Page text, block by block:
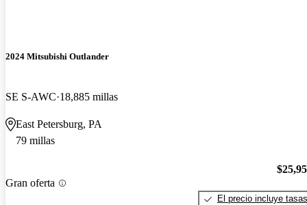
2024 Mitsubishi Outlander
SE S-AWC 18,885 millas
East Petersburg, PA
79 millas
Gran oferta
El precio incluye tasas